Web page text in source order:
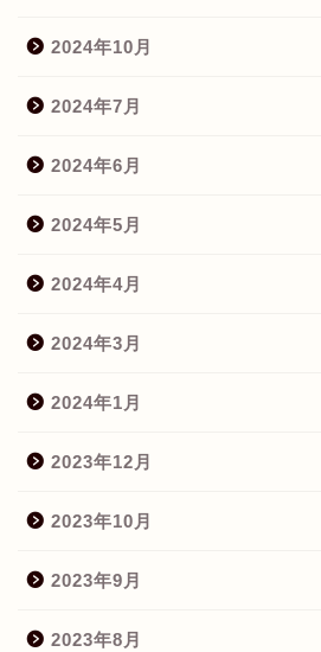
2024年10月
2024年7月
2024年6月
2024年5月
2024年4月
2024年3月
2024年1月
2023年12月
2023年10月
2023年9月
2023年8月